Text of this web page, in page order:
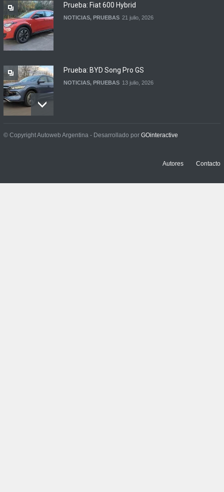
Prueba: Fiat 600 Hybrid
NOTICIAS, PRUEBAS 21 julio, 2026
Prueba: BYD Song Pro GS
NOTICIAS, PRUEBAS 13 julio, 2026
Contacto: Jeep Wrangler
© Copyright Autoweb Argentina - Desarrollado por GOinteractive
Autores Contacto